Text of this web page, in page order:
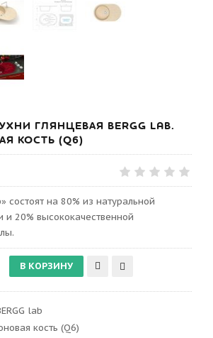
ГЛЯНЦЕВАЯ BERGG LAB.
КОСТЬ (Q6)
состоят на 80% из натуральной
и 20% высококачественной
lab
кость (Q6)